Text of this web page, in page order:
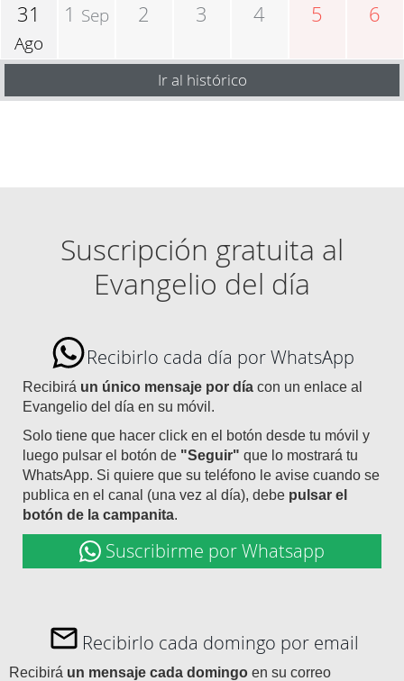
31
Ago
1 Sep 2 3 4 5 6
Ir al histórico
Suscripción gratuita al
Evangelio del día
Recibirlo cada día por WhatsApp
Recibirá un único mensaje por día con un enlace al
Evangelio del día en su móvil.
Solo tiene que hacer click en el botón desde tu móvil y
luego pulsar el botón de "Seguir" que lo mostrará tu
WhatsApp. Si quiere que su teléfono le avise cuando se
publica en el canal (una vez al día), debe pulsar el
botón de la campanita.
Suscribirme por Whatsapp
Recibirlo cada domingo por email
Recibirá un mensaje cada domingo en su correo